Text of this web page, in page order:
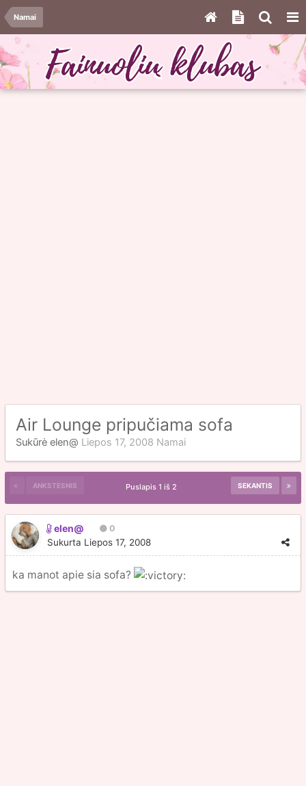
Namai
Air Lounge pripučiama sofa
Sukūrė elen@ Liepos 17, 2008 Namai
ANKSTESNIS SEKANTIS
Puslapis 1 iš 2
elen@ 0
Sukurta Liepos 17, 2008
ka manot apie sia sofa?